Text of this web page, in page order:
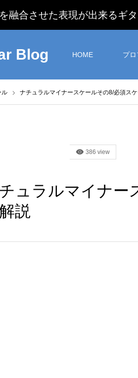
を融合させた表現が出来るギ
Blog HOME プ
ル ナチュラルマイナースケールその8/必須ス
386 view
ュラルマイナー
説